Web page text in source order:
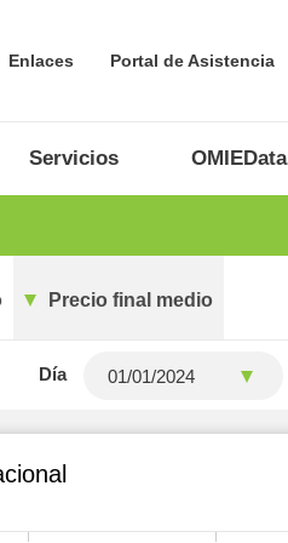
Enlaces Portal de Asistencia
Servicios OMIEData
Precio final medio
Día